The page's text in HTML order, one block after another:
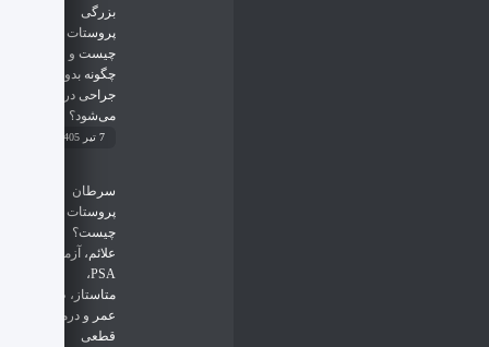
بزرگی
پروستات
چیست و
چگونه بدون
جراحی درمان
می‌شود؟
7 تیر 1405
سرطان
پروستات
چیست؟
علائم، آزمایش
PSA،
متاستاز، طول
عمر و درمان
قطعی